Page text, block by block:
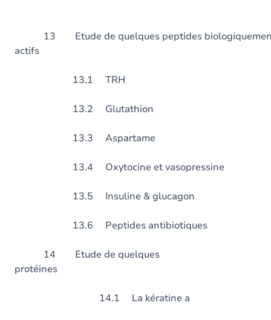
13 Etude de quelques peptides
actifs
13.1 TRH
13.2 Glutathion
13.3 Aspartame
13.4 Oxytocine et vasopressine
13.5 Insuline & glucagon
13.6 Peptides antibiotiques
14 Etude de quelques
protéines
14.1 La kératine a